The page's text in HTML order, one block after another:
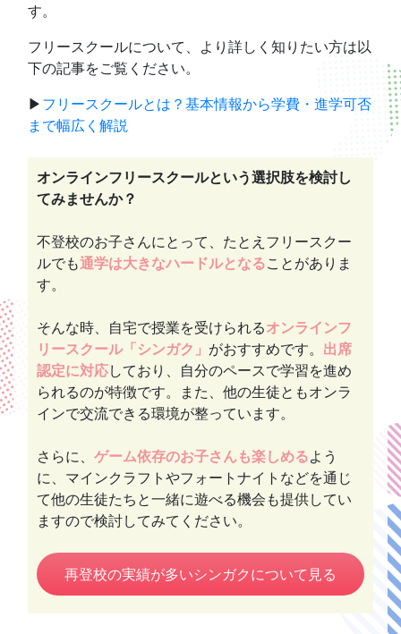
す。
フリースクールについて、より詳しく知りたい方は以
下の記事をご覧ください。
▶フリースクールとは？基本情報から学費・進学可否
まで幅広く解説
オンラインフリースクールという選択肢を検討し
てみませんか？
不登校のお子さんにとって、たとえフリースクー
ルでも通学は大きなハードルとなることがありま
す。
そんな時、自宅で授業を受けられるオンラインフ
リースクール「シンガク」 がおすすめです。 出席
認定に対応しており、自分のペースで学習を進め
られるのが特徴です。また、他の生徒ともオンラ
インで交流できる環境が整っています。
さらに、 ゲーム依存のお子さんも楽しめるよう
に、マインクラフトやフォートナイトなどを通じ
て他の生徒たちと一緒に遊べる機会も提供してい
ますので検討してみてください。
再登校の実績が多いシンガクについて見る